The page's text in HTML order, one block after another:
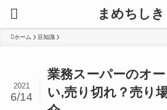
まめちしき
ホーム 豆知識
業務スーパーのオ
い,売り切れ？売り
2021
6/14